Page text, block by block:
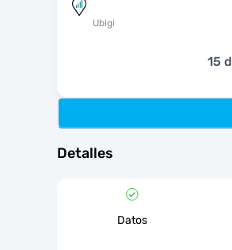
Ubigi
15
Detalles
Datos